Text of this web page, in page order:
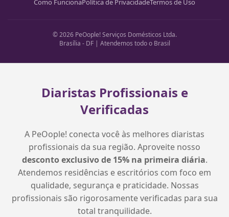
Como FuncionaPolítica de PrivacidadeTermos de Uso
© 2026 PeOople! Serviços Domésticos Ltda.
Brasília - DF | Atendemos todo o Brasil
Diaristas Profissionais e
Verificadas
A PeOople! conecta você às melhores diaristas
profissionais da sua região. Aproveite nosso
desconto exclusivo de 15% na primeira diária.
Atendemos residências e escritórios com foco em
qualidade, segurança e praticidade. Nossas
profissionais são rigorosamente verificadas para sua
total tranquilidade.